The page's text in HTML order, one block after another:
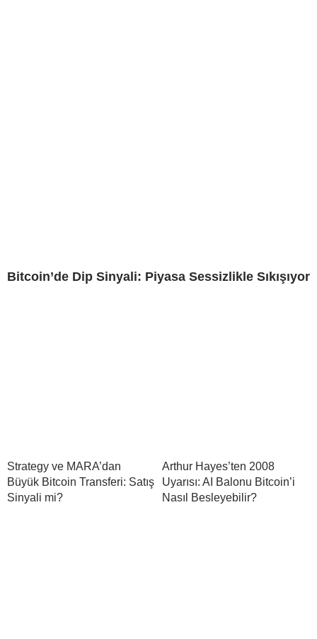
Bitcoin’de Dip Sinyali: Piyasa Sessizlikle Sıkışıyor
Strategy ve MARA’dan
Büyük Bitcoin Transferi: Satış
Sinyali mi?
Arthur Hayes’ten 2008
Uyarısı: AI Balonu Bitcoin’i
Nasıl Besleyebilir?